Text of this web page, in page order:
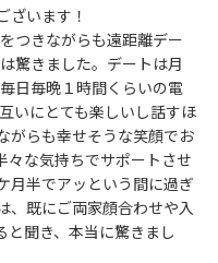
ざいます！
つきながらも遠距離デー
驚きました。デートは月
日毎晩１時間くらいの電
いにとても楽しいし話すほ
がらも幸せそうな笑顔でお
々な気持ちでサポートさせ
月半でアッという間に過ぎ
、既にご両家顔合わせや入
と聞き、本当に驚きまし